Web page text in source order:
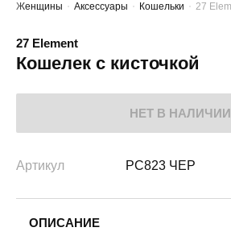
Женщины Аксессуары Кошельки 27
27 Element
Кошелек с кисточкой
НЕТ В НАЛИЧИИ
Артикул PC823 ЧЕР
ОПИСАНИЕ